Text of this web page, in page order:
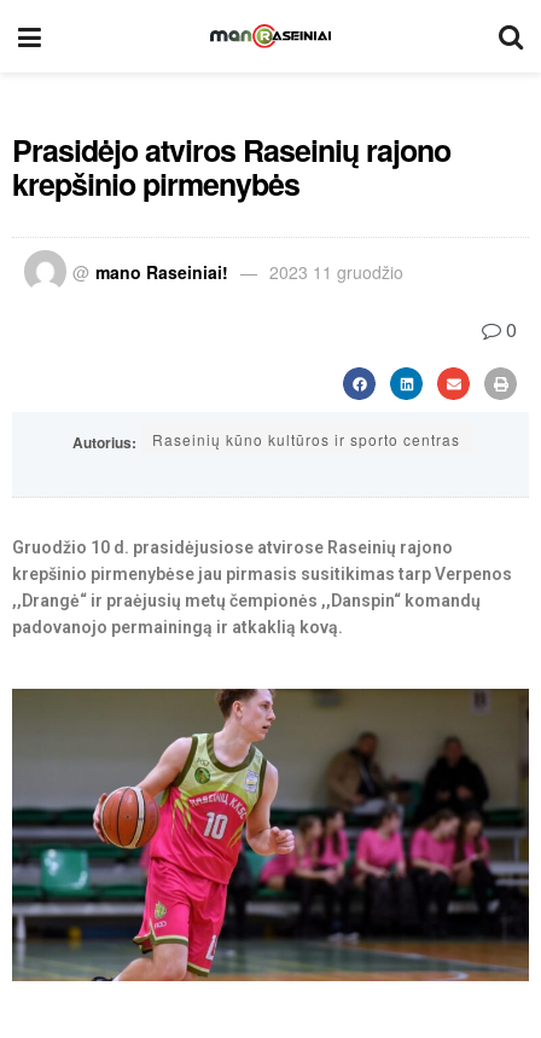
Prasidėjo atviros Raseinių rajono
krepšinio pirmenybės
@ mano Raseiniai! 2023 11 gruodžio
0
Autorius: Raseinių kūno kultūros ir sporto centras
Gruodžio 10 d. prasidėjusiose atvirose Raseinių rajono
krepšinio pirmenybėse jau pirmasis susitikimas tarp Verpenos
,,Drangė“ ir praėjusių metų čempionės ,,Danspin“ komandų
padovanojo permainingą ir atkaklią kovą.